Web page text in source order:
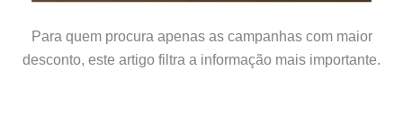
Para quem procura apenas as campanhas com maior
desconto, este artigo filtra a informação mais importante.